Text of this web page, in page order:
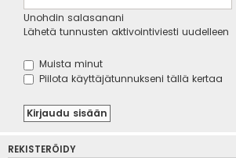
Unohdin salasanani
Lähetä tunnusten aktivointiviesti uudelleen
Muista minut
Piilota käyttäjätunnukseni tällä kertaa
REKISTERÖIDY